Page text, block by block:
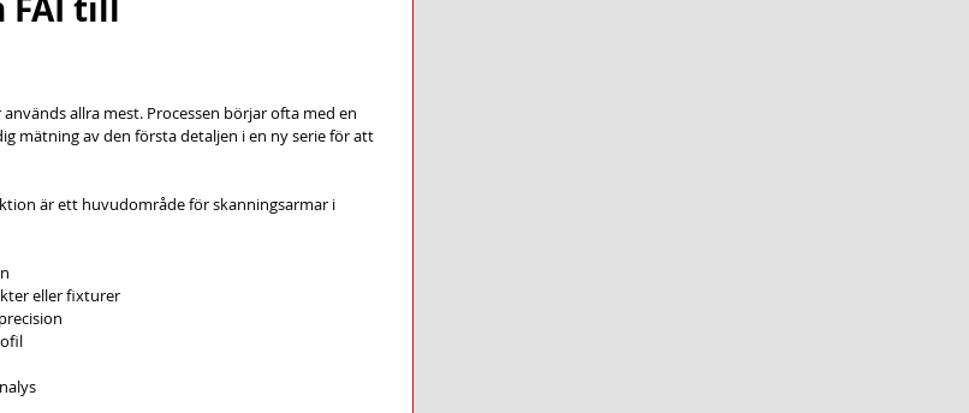
allra mest. Processen börjar ofta med en
mätning av den första detaljen i en ny serie för att
är ett huvudområde för skanningsarmar i
eller fixturer